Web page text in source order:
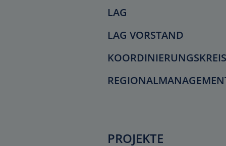
LAG
LAG VORSTAND
PROJEKTE